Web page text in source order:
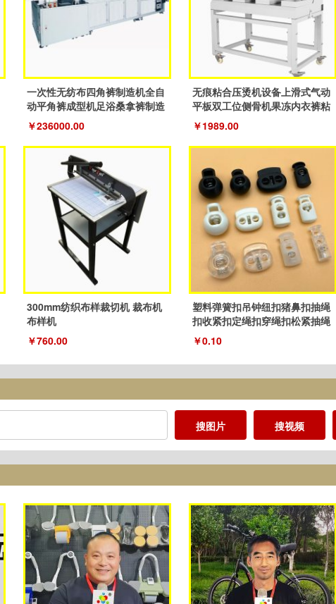
一次性无纺布四角裤制造机全自
动平角裤成型机足浴桑拿裤制造
机器
￥236000.00
无痕粘合压烫机设备上滑式气动
平板双工位侧骨机果冻内衣裤粘
合机
￥1989.00
300mm纺织布样裁切机 裁布机
布样机
￥760.00
塑料弹簧扣吊钟纽扣猪鼻扣抽绳
扣收紧扣定绳扣穿绳扣松紧抽绳
扣子
￥0.10
搜图片 搜视频